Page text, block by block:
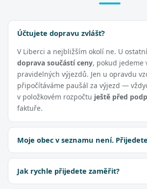
Účtujete dopravu zvlášť?
V Liberci a nejbližším okolí ne. U
doprava součástí ceny, pokud jedeme
pravidelných výjezdů. Jen u opravdu
připočítáváme paušál za výjezd —
v položkovém rozpočtu ještě před
faktuře.
Moje obec v seznamu není.
Jak rychle přijedete zaměřit?